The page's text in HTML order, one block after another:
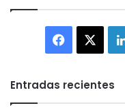
Facebook
Entradas recientes